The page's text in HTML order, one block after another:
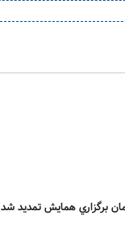
برگزاري همايش تمديد شد